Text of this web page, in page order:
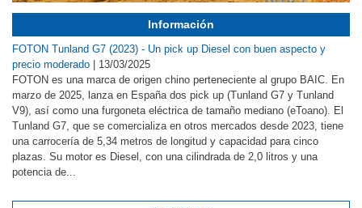
Información
FOTON Tunland G7 (2023) - Un pick up Diesel con buen aspecto y
precio moderado
13/03/2025
FOTON es una marca de origen chino perteneciente al grupo BAIC. En
marzo de 2025, lanza en España dos pick up (Tunland G7 y Tunland
V9), así como una furgoneta eléctrica de tamaño mediano (eToano). El
Tunland G7, que se comercializa en otros mercados desde 2023, tiene
una carrocería de 5,34 metros de longitud y capacidad para cinco
plazas. Su motor es Diesel, con una cilindrada de 2,0 litros y una
potencia de...